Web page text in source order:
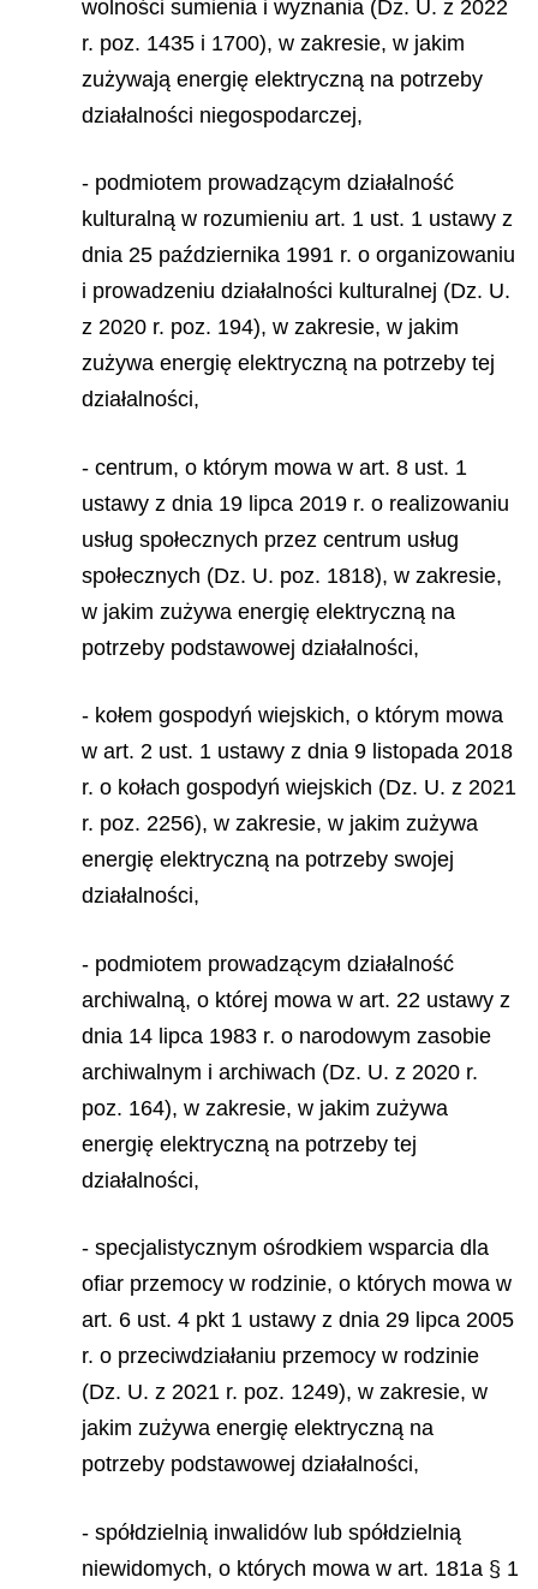
wolności sumienia i wyznania (Dz. U. z 2022
r. poz. 1435 i 1700), w zakresie, w jakim
zużywają energię elektryczną na potrzeby
działalności niegospodarczej,
- podmiotem prowadzącym działalność
kulturalną w rozumieniu art. 1 ust. 1 ustawy z
dnia 25 października 1991 r. o organizowaniu
i prowadzeniu działalności kulturalnej (Dz. U.
z 2020 r. poz. 194), w zakresie, w jakim
zużywa energię elektryczną na potrzeby tej
działalności,
- centrum, o którym mowa w art. 8 ust. 1
ustawy z dnia 19 lipca 2019 r. o realizowaniu
usług społecznych przez centrum usług
społecznych (Dz. U. poz. 1818), w zakresie,
w jakim zużywa energię elektryczną na
potrzeby podstawowej działalności,
- kołem gospodyń wiejskich, o którym mowa
w art. 2 ust. 1 ustawy z dnia 9 listopada 2018
r. o kołach gospodyń wiejskich (Dz. U. z 2021
r. poz. 2256), w zakresie, w jakim zużywa
energię elektryczną na potrzeby swojej
działalności,
- podmiotem prowadzącym działalność
archiwalną, o której mowa w art. 22 ustawy z
dnia 14 lipca 1983 r. o narodowym zasobie
archiwalnym i archiwach (Dz. U. z 2020 r.
poz. 164), w zakresie, w jakim zużywa
energię elektryczną na potrzeby tej
działalności,
- specjalistycznym ośrodkiem wsparcia dla
ofiar przemocy w rodzinie, o których mowa w
art. 6 ust. 4 pkt 1 ustawy z dnia 29 lipca 2005
r. o przeciwdziałaniu przemocy w rodzinie
(Dz. U. z 2021 r. poz. 1249), w zakresie, w
jakim zużywa energię elektryczną na
potrzeby podstawowej działalności,
- spółdzielnią inwalidów lub spółdzielnią
niewidomych, o których mowa w art. 181a § 1